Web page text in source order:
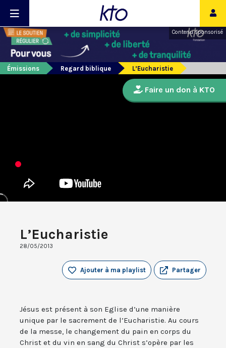
Contenu sponsorisé
Émissions Regard biblique L’Eucharistie
L’Eucharistie
28/05/2013
Partager
Ajouter à ma playlist
Jésus est présent à son Eglise d’une manière
unique par le sacrement de l’Eucharistie. Au cours
de la messe, le changement du pain en corps du
Christ et du vin en sang du Christ s’opère par les
Faire un don à KTO